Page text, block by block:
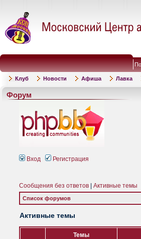
Клуб Новости Афиша Лавка
Форум
Вход Регистрация
Сообщения без ответов Активные темы
Список форумов
Активные темы
Темы